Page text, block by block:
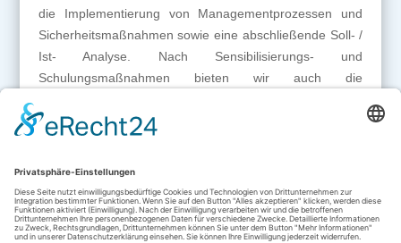
die Implementierung von Managementprozessen und
Sicherheitsmaßnahmen sowie eine abschließende Soll- /
Ist- Analyse. Nach Sensibilisierungs- und
Schulungsmaßnahmen bieten wir auch die
abschließende Zertifizierung an.
Zielsetzung ist dann erreicht, wenn Mitarbeiter des
Unternehmens die angestoßenen Prozesse auch
eigenständig weiterführen können.